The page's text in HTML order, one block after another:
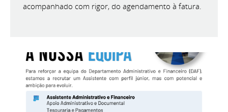
acompanhado com rigor, do agendamento à fatura.